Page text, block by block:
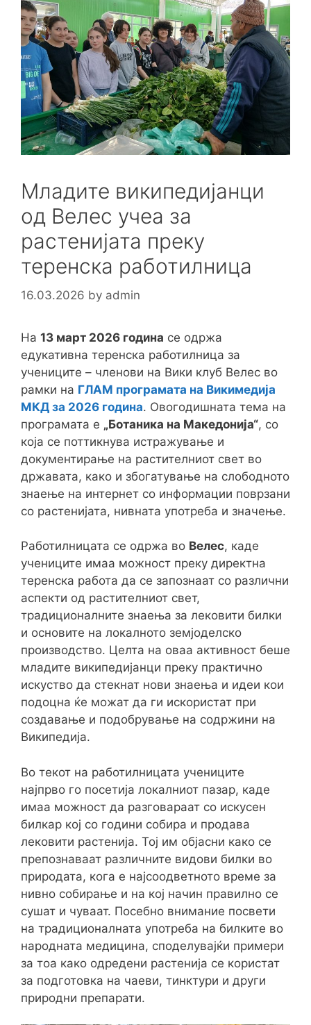
Младите википедијанци
од Велес учеа за
растенијата преку
теренска работилница
16.03.2026 by admin
На 13 март 2026 година се одржа
едукативна теренска работилница за
учениците – членови на Вики клуб Велес во
рамки на ГЛАМ програмата на Викимедија
МКД за 2026 година. Овогодишната тема на
програмата е „Ботаника на Македонија“, со
која се поттикнува истражување и
документирање на растителниот свет во
државата, како и збогатување на слободното
знаење на интернет со информации поврзани
со растенијата, нивната употреба и значење.
Работилницата се одржа во Велес, каде
учениците имаа можност преку директна
теренска работа да се запознаат со различни
аспекти од растителниот свет,
традиционалните знаења за лековити билки
и основите на локалното земјоделско
производство. Целта на оваа активност беше
младите википедијанци преку практично
искуство да стекнат нови знаења и идеи кои
подоцна ќе можат да ги искористат при
создавање и подобрување на содржини на
Википедија.
Во текот на работилницата учениците
најпрво го посетија локалниот пазар, каде
имаа можност да разговараат со искусен
билкар кој со години собира и продава
лековити растенија. Тој им објасни како се
препознаваат различните видови билки во
природата, кога е најсоодветното време за
нивно собирање и на кој начин правилно се
сушат и чуваат. Посебно внимание посвети
на традиционалната употреба на билките во
народната медицина, споделувајќи примери
за тоа како одредени растенија се користат
за подготовка на чаеви, тинктури и други
природни препарати.